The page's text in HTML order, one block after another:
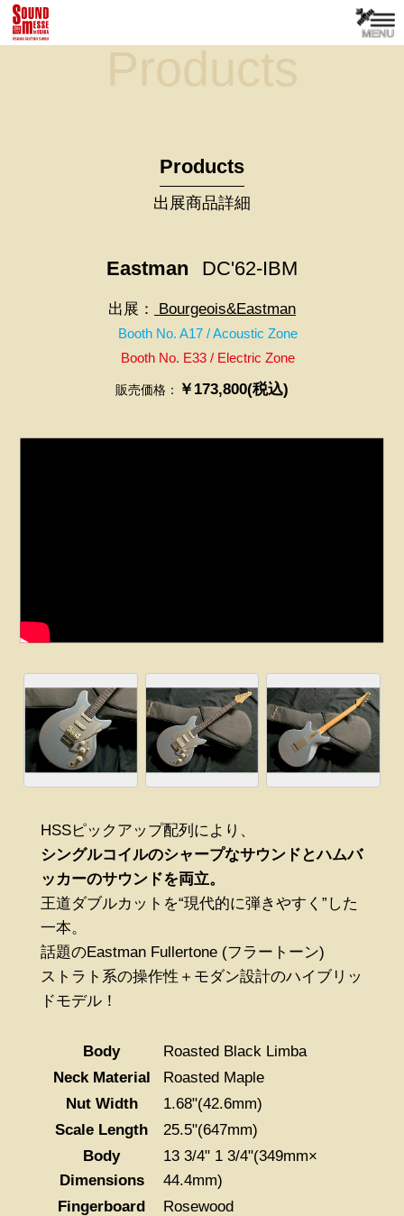
Products
Products
出展商品詳細
Eastman DC'62-IBM
出展： Bourgeois&Eastman
Booth No. A17 / Acoustic Zone
Booth No. E33 / Electric Zone
販売価格： ￥173,800(税込)
HSSピックアップ配列により、
シングルコイルのシャープなサウンドとハムバ
ッカーのサウンドを両立。
王道ダブルカットを“現代的に弾きやすく”した
一本。
話題のEastman Fullertone (フラートーン)
ストラト系の操作性＋モダン設計のハイブリッ
ドモデル！
Body
Roasted Black Limba
Neck Material
Roasted Maple
Nut Width
1.68"(42.6mm)
Scale Length
25.5"(647mm)
Body
Dimensions
13 3/4" 1 3/4"(349mm×
44.4mm)
Fingerboard
Rosewood